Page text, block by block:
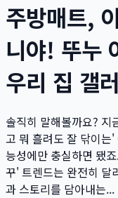
주방매트,
니야! 뚜누
우리 집 갤
솔직히 말해볼까요? 지
고 뭐 흘려도 잘 닦이는
능성에만 충실하면 됐
꾸' 트렌드는 완전히 달
과 스토리를 담아내는...